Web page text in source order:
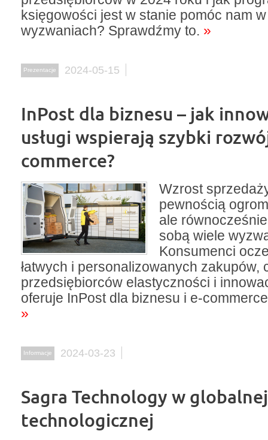
księgowości jest w stanie pomóc nam
wyzwaniach? Sprawdźmy to. »
Prezentacje 2024-05-15
InPost dla biznesu – jak
usługi wspierają szybki
commerce?
Wzrost
pewnością
ale
sobą wiele
Konsumenci
łatwych i personalizowanych zakupów,
przedsiębiorców elastyczności i
oferuje InPost dla biznesu i e-
»
Informacje 2024-03-23
Sagra Technology w
technologicznej